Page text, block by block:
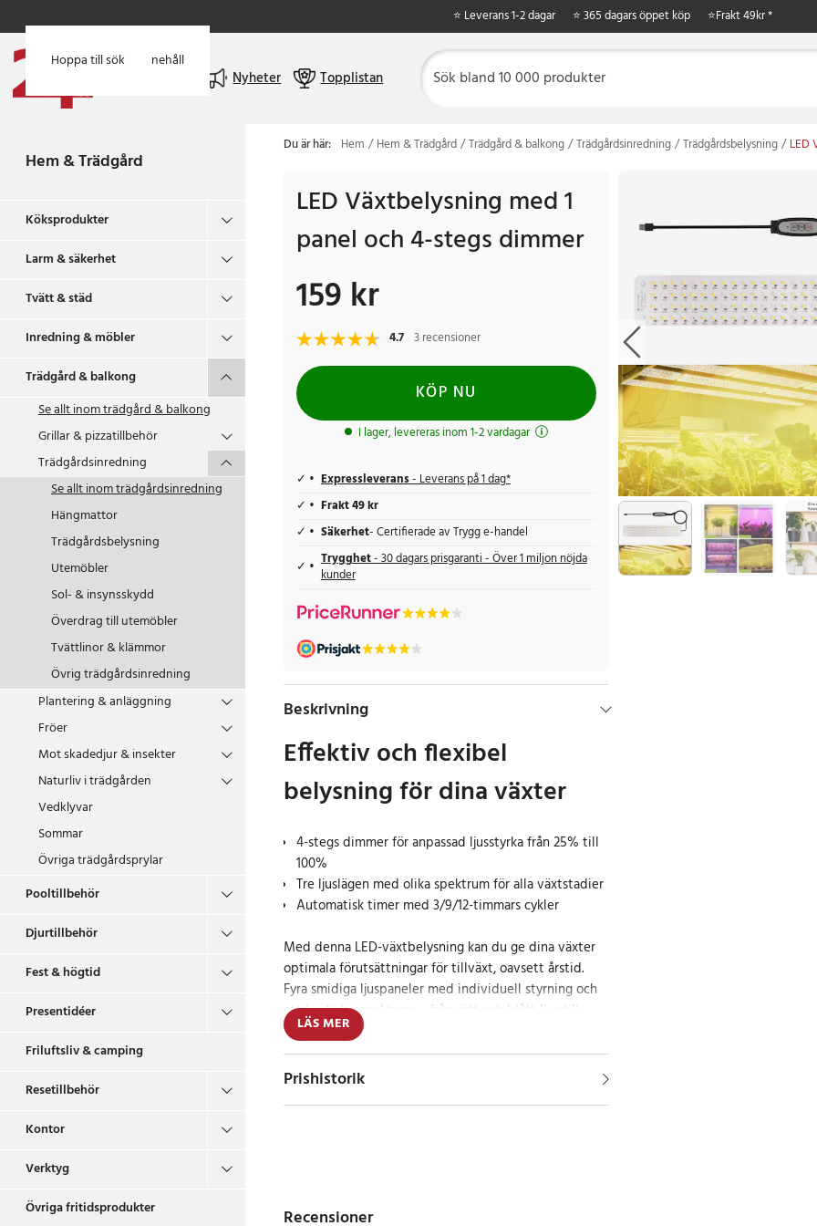
Hoppa till huvudinnehåll
Hoppa till sök
⭐ Leverans 1-2 dagar ⭐ 365 dagars öppet köp ⭐Frakt 49kr *
Nyheter Topplistan
Hem & Trädgård
Köksprodukter
Larm & säkerhet
Tvätt & städ
Inredning & möbler
Trädgård & balkong
Se allt inomträdgård & balkong
Grillar & pizzatillbehör
Trädgårdsinredning
Se allt inomträdgårdsinredning
Hängmattor
Trädgårdsbelysning
Utemöbler
Sol- & insynsskydd
Överdrag till utemöbler
Tvättlinor & klämmor
Övrig trädgårdsinredning
Plantering & anläggning
Fröer
Mot skadedjur & insekter
Naturliv i trädgården
Vedklyvar
Sommar
Övriga trädgårdsprylar
Pooltillbehör
Djurtillbehör
Fest & högtid
Presentidéer
Friluftsliv & camping
Resetillbehör
Kontor
Verktyg
Övriga fritidsprodukter
Du är här: Hem Hem & Trädgård Trädgård & balkong Trädgårdsinredning Trädgårdsbelysning LED
LED Växtbelysning med 1
panel och 4-stegs dimmer
Pris:159 kr
159 kr
4.7 3 recensioner
KÖP NU
I lager, levereras inom 1-2 vardagar
Expressleverans- Leverans på 1 dag*
Frakt 49 kr
Säkerhet- Certifierade av Trygg e-handel
Trygghet- 30 dagars prisgaranti - Över 1 miljon nöjda
kunder
Beskrivning
Effektiv och flexibel
belysning för dina växter
4-stegs dimmer för anpassad ljusstyrka från 25% till
100%
Tre ljuslägen med olika spektrum för alla växtstadier
Automatisk timer med 3/9/12-timmars cykler
Med denna LED-växtbelysning kan du ge dina växter
optimala förutsättningar för tillväxt, oavsett årstid.
Fyra smidiga ljuspaneler med individuell styrning och
ett brett ljusspektrum – från rött och blått ljus till
fullspektrumljus – säkerställer att alla plantor, från frön
till mogna växter, får det ljus de behöver.
LÄS MER
Prishistorik
Recensioner